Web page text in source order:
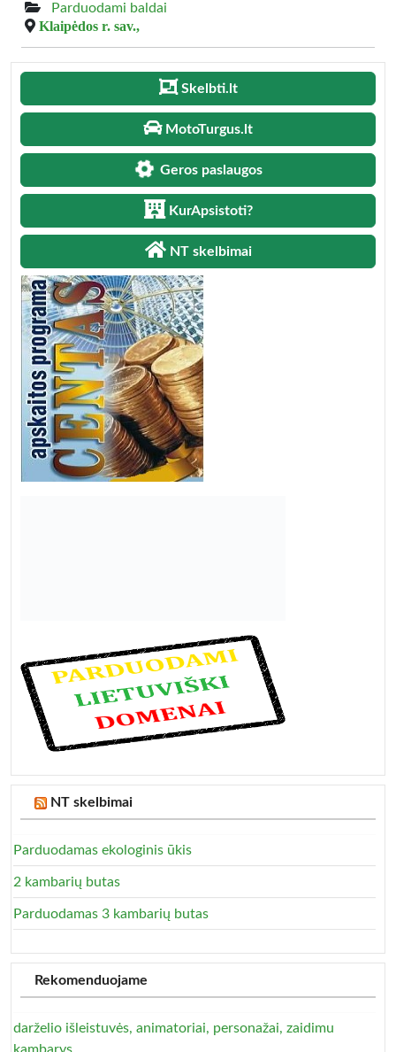
Parduodami baldai
Klaipėdos r. sav.,
Skelbti.lt
MotoTurgus.lt
Geros paslaugos
KurApsistoti?
NT skelbimai
NT skelbimai
Parduodamas ekologinis ūkis
2 kambarių butas
Parduodamas 3 kambarių butas
Rekomenduojame
darželio išleistuvės, animatoriai, personažai, zaidimu